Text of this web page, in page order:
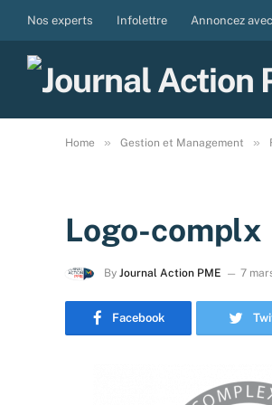
Nos experts Infolettre Annoncez
Home » Gestion et Management »
Logo-complx
By Journal Action PME 7
Facebook